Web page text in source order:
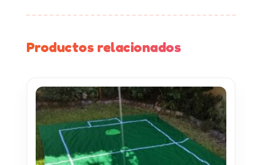
Productos relacionados